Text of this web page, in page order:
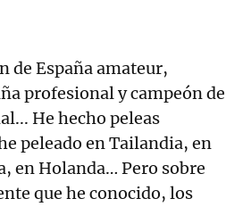
de España amateur,
profesional y campeón de
He hecho peleas
peleado en Tailandia, en
en Holanda… Pero sobre
que he conocido, los